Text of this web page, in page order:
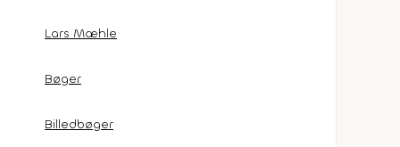
Lars Mæhle
Bøger
Billedbøger